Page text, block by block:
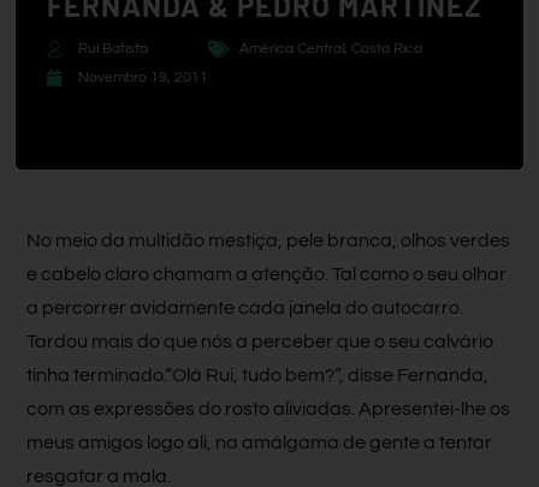
Rui Batista América Central, Costa Rica
Novembro 19, 2011
No meio da multidão mestiça, pele branca, olhos verdes
e cabelo claro chamam a atenção. Tal como o seu olhar
a percorrer avidamente cada janela do autocarro.
Tardou mais do que nós a perceber que o seu calvário
tinha terminado.“Olá Rui, tudo bem?”, disse Fernanda,
com as expressões do rosto aliviadas. Apresentei-lhe os
meus amigos logo ali, na amálgama de gente a tentar
resgatar a mala.